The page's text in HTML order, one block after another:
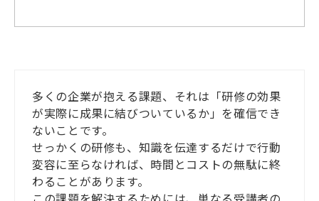
多くの企業が抱える課題、それは「研修の効果
が実際に成果に結びついているか」を確信でき
ないことです。
せっかくの研修も、知識を伝達するだけで行動
変容に至らなければ、時間とコストの無駄に終
わることがあります。